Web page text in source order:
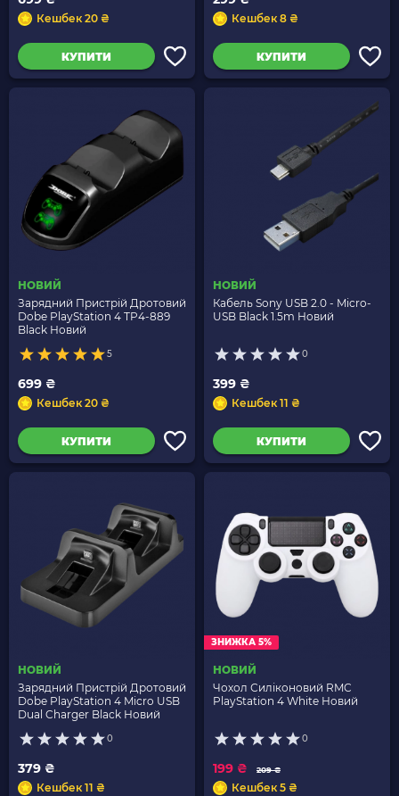
Кешбек 20 ₴
КУПИТИ
Кешбек 8 ₴
КУПИТИ
НОВИЙ
Зарядний Пристрій Дротовий
Dobe PlayStation 4 TP4-889
Black Новий
5
699 ₴
Кешбек 20 ₴
КУПИТИ
НОВИЙ
Кабель Sony USB 2.0 - Micro-
USB Black 1.5m Новий
0
399 ₴
Кешбек 11 ₴
КУПИТИ
НОВИЙ
Зарядний Пристрій Дротовий
Dobe PlayStation 4 Micro USB
Dual Charger Black Новий
0
379 ₴
Кешбек 11 ₴
ЗНИЖКА 5%
НОВИЙ
Чохол Силіконовий RMC
PlayStation 4 White Новий
0
209 ₴
199 ₴
Кешбек 5 ₴